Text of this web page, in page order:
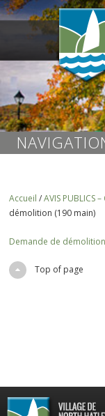
Accueil /AVIS PUBLICS
démolition (190 main)
Demande de
Top of page